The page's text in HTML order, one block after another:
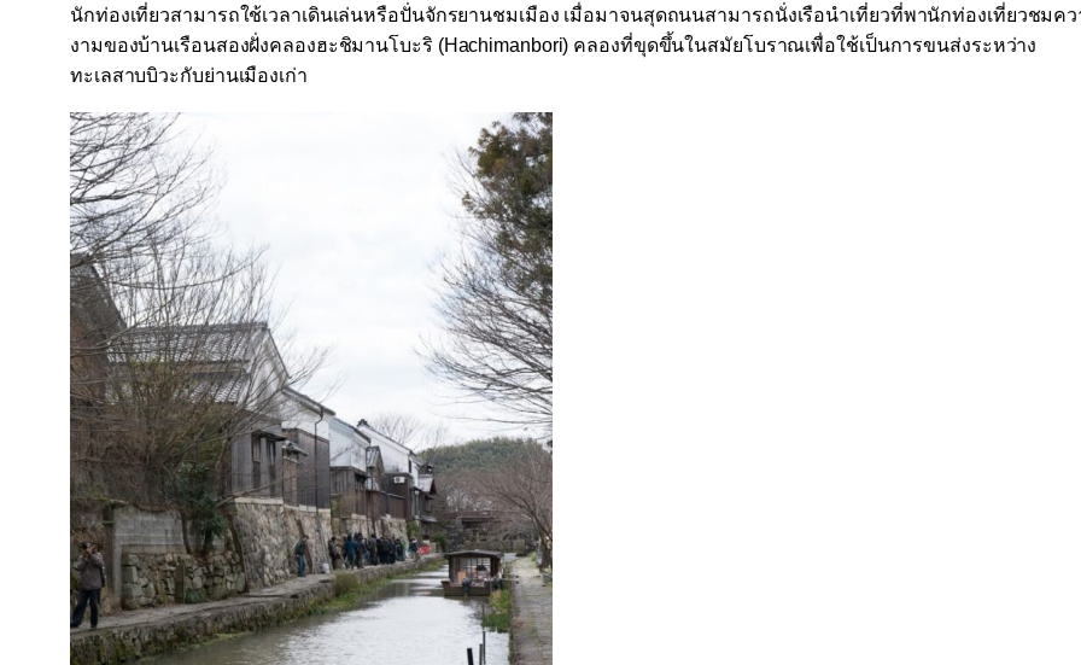
นักท่องเที่ยวสามารถใช้เวลาเดินเล่นหรือปั่นจักรยานชมเมือง เมื่อมาจนสุดถนนสามารถนั่งเรือนำเที่ยวที่พานักท่องเที่ยวชมค
งามของบ้านเรือนสองฝั่งคลองฮะชิมานโบะริ (Hachimanbori) คลองที่ขุดขึ้นในสมัยโบราณเพื่อใช้เป็นการขนส่งระหว่าง
ทะเลสาบบิวะกับย่านเมืองเก่า